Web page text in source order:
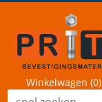
Winkelwagen (0)